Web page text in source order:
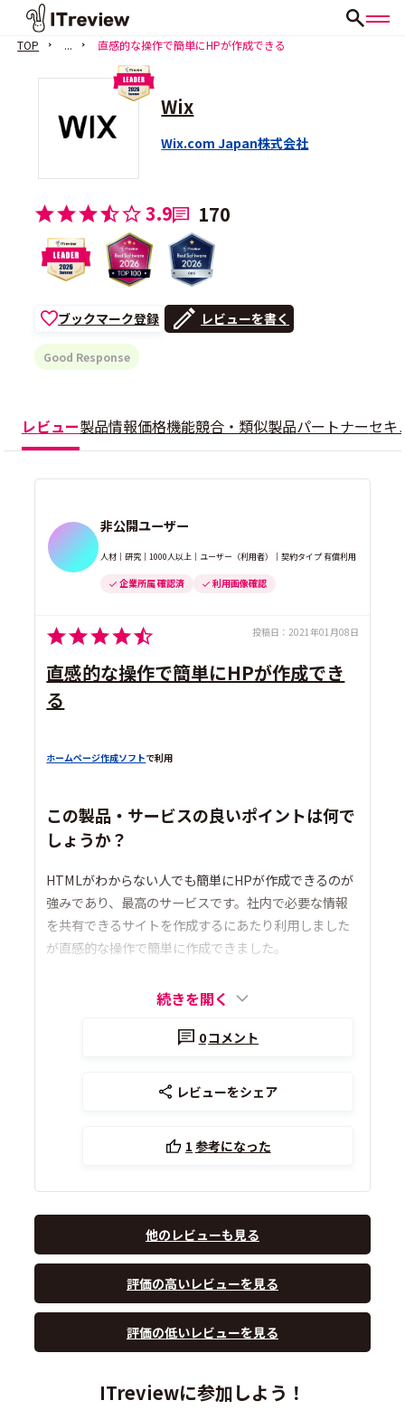
TOP ... 直感的な操作で簡単にHPが作成できる
Wix
Wix.com Japan株式会社
3.9 170
ブックマーク登録 レビューを書く
Good Response
レビュー製品情報価格機能競合・類似製品パートナーセキ
非公開ユーザー
人材｜研究｜1000人以上｜ユーザー（利用者）｜契約タイプ 有償利用
企業所属 確認済 利用画像確認
投稿日： 2021年01月08日
直感的な操作で簡単にHPが作成でき
る
ホームページ作成ソフトで利用
この製品・サービスの良いポイントは何で
しょうか？
HTMLがわからない人でも簡単にHPが作成できるのが
強みであり、最高のサービスです。社内で必要な情報
を共有できるサイトを作成するにあたり利用しました
が直感的な操作で簡単に作成できました。
続きを開く
0コメント
レビューをシェア
1 参考になった
他のレビューも見る
評価の高いレビューを見る
評価の低いレビューを見る
ITreviewに参加しよう！